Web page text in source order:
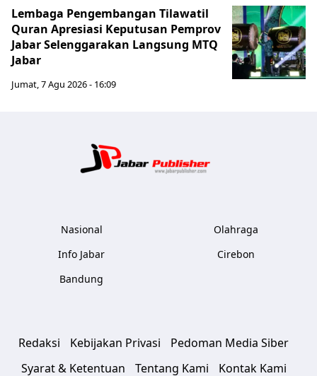
Lembaga Pengembangan Tilawatil
Quran Apresiasi Keputusan Pemprov
Jabar Selenggarakan Langsung MTQ
Jabar
Jumat, 7 Agu 2026 - 16:09
Nasional
Info Jabar
Bandung
Olahraga
Cirebon
Redaksi Kebijakan Privasi
Pedoman Media Siber
Syarat & Ketentuan
Tentang Kami Kontak Kami